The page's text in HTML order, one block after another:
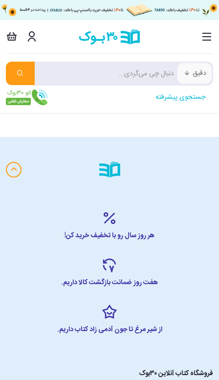
دقیق
جستجوی پیشرفته
هر روز سال رو با تخفیف خرید کن!
هفت روز ضمانت بازگشت کالا داریم.
از شیر مرغ تا جون آدمی زاد کتاب داریم.
فروشگاه کتاب آنلاین ۳۰بوک